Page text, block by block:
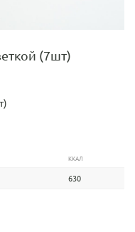
(7шт)
ККАЛ
630